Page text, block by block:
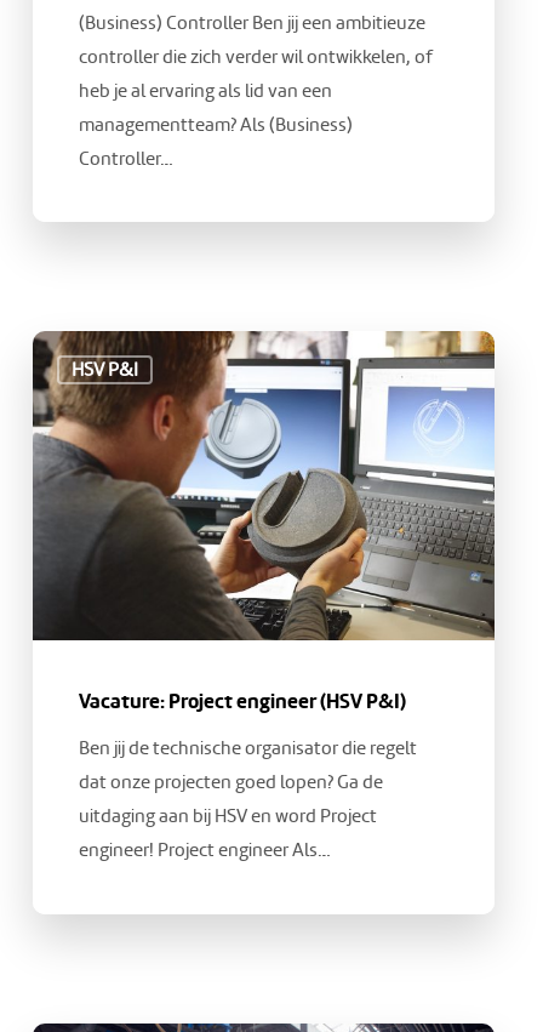
(Business) Controller Ben jij een ambitieuze
controller die zich verder wil ontwikkelen, of
heb je al ervaring als lid van een
managementteam? Als (Business)
Controller…
HSV P&I
Vacature:
Project
engineer
(HSV
P&I)
Vacature: Project engineer (HSV P&I)
Ben jij de technische organisator die regelt
dat onze projecten goed lopen? Ga de
uitdaging aan bij HSV en word Project
engineer! Project engineer Als…